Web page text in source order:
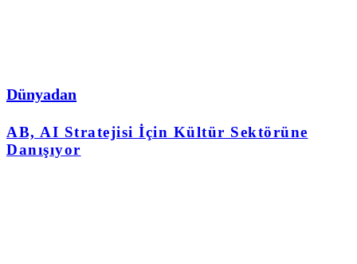
Dünyadan
AB, AI Stratejisi İçin Kültür Sektörüne
Danışıyor